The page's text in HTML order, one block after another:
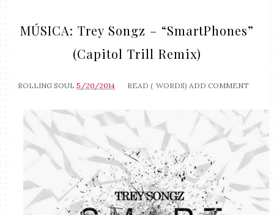
MÚSICA: Trey Songz – “SmartPhones”
(Capitol Trill Remix)
ROLLING SOUL 5/20/2014 READ ( WORDS) ADD COMMENT